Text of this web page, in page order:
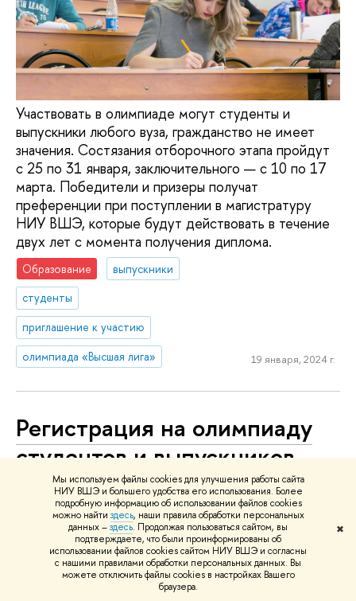
Мы используем файлы cookies для улучшения работы сайта
НИУ ВШЭ и большего удобства его использования. Более
подробную информацию об использовании файлов cookies
можно найти здесь, наши правила обработки персональных
данных –здесь. Продолжая пользоваться сайтом, вы
подтверждаете, что были проинформированы об
использовании файлов cookies сайтом НИУ ВШЭ и согласны
с нашими правилами обработки персональных данных. Вы
можете отключить файлы cookies в настройках Вашего
браузера.
✖
Участвовать в олимпиаде могут студенты и
выпускники любого вуза, гражданство не имеет
значения. Состязания отборочного этапа пройдут
с 25 по 31 января, заключительного — с 10 по 17
марта. Победители и призеры получат
преференции при поступлении в магистратуру
НИУ ВШЭ, которые будут действовать в течение
двух лет с момента получения диплома.
Образование
выпускники
студенты
приглашение к участию
олимпиада «Высшая лига»
19 января, 2024 г.
Регистрация на олимпиаду
студентов и выпускников
«Высшая лига» продлится
до 22 января